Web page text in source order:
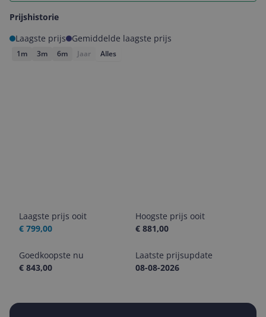
Prijshistorie
Laagste prijs
Gemiddelde laagste prijs
1m 3m 6m Jaar Alles
Laagste prijs ooit
€ 799,00
Hoogste prijs ooit
€ 881,00
Goedkoopste nu
€ 843,00
Laatste prijsupdate
08-08-2026